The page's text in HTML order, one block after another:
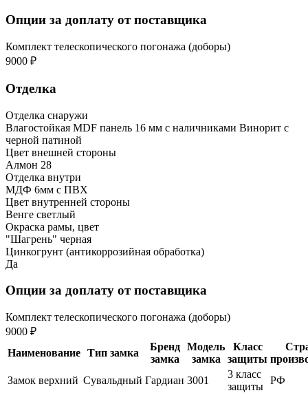
Опции за доплату от поставщика
Комплект телескопического погонажа (доборы)
9000 ₽
Отделка
Отделка снаружи
Влагостойкая MDF панель 16 мм с наличниками Винорит с
черной патиной
Цвет внешней стороны
Алмон 28
Отделка внутри
МДФ 6мм с ПВХ
Цвет внутренней стороны
Венге светлый
Окраска рамы, цвет
"Шагрень" черная
Цинкогрунт (антикоррозийная обработка)
Да
Опции за доплату от поставщика
Комплект телескопического погонажа (доборы)
9000 ₽
Наименование Тип замка
Бренд
замка
Модель
замка
Класс
защиты
Замок верхний Сувальдный Гардиан 3001
3 класс
защиты
РФ